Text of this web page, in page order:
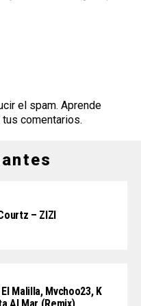
el spam. Aprende
comentarios.
– ZIZI
Malilla, Mvchoo23, K
Al Mar (Remix)